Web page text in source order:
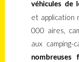
véhicules de
et application
000 aires,
aux camping-
nombreuses